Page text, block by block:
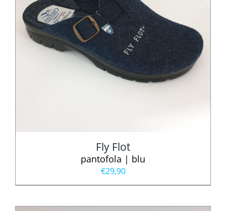
Fly Flot
pantofola | blu
€29,90